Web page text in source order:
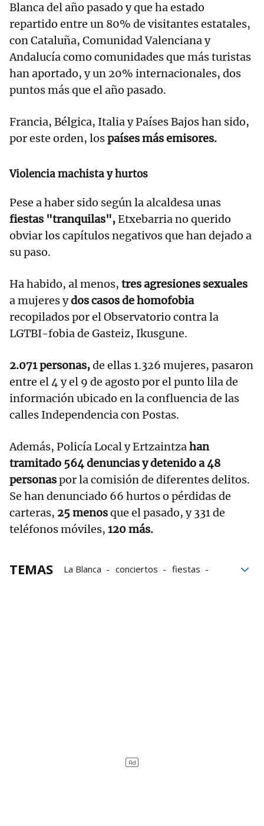
Blanca del año pasado y que ha estado
repartido entre un 80% de visitantes estatales,
con Cataluña, Comunidad Valenciana y
Andalucía como comunidades que más turistas
han aportado, y un 20% internacionales, dos
puntos más que el año pasado.
Francia, Bélgica, Italia y Países Bajos han sido,
por este orden, lospaíses más emisores.
Violencia machista y hurtos
Pese a haber sido según la alcaldesa unas
fiestas "tranquilas",Etxebarria no querido
obviar los capítulos negativos que han dejado a
su paso.
Ha habido, al menos, tres agresiones sexuales
a mujeres ydos casos de homofobia
recopilados por el Observatorio contra la
LGTBI-fobia de Gasteiz, Ikusgune.
2.071 personas,de ellas 1.326 mujeres, pasaron
entre el 4 y el 9 de agosto por el punto lila de
información ubicado en la confluencia de las
calles Independencia con Postas.
Además, Policía Local y Ertzaintzahan
tramitado 564 denuncias y detenido a 48
personaspor la comisión de diferentes delitos.
Se han denunciado 66 hurtos o pérdidas de
carteras, 25 menosque el pasado, y 331 de
teléfonos móviles, 120 más.
TEMAS La Blanca conciertos
fiestas